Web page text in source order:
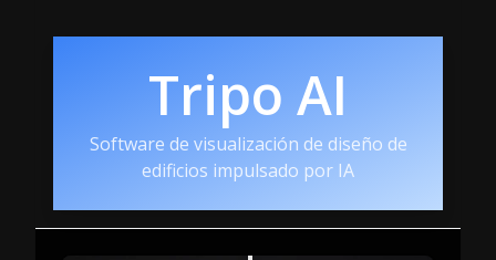
Tripo AI
Software de visualización de diseño de
edificios impulsado por IA